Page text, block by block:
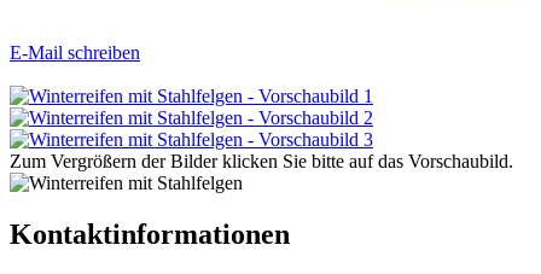
E-Mail schreiben
Zum Vergrößern der Bilder klicken Sie bitte auf das Vorschaubild.
Kontaktinformationen